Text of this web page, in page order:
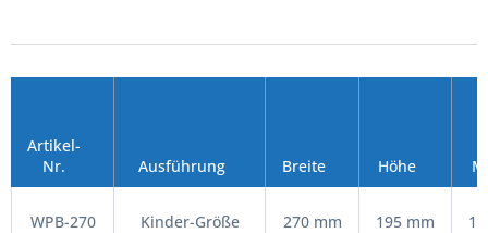
Artikel-
Nr.
Ausführung Breite Höhe
WPB-270 Kinder-Größe 270 mm 195 mm